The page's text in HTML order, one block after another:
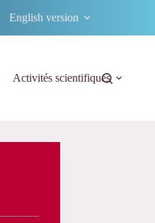
English version
Activités scientifiques